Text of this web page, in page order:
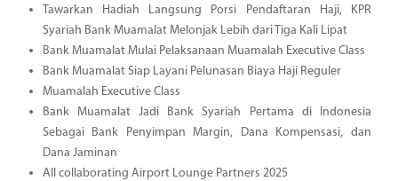
Tawarkan Hadiah Langsung Porsi Pendaftaran Haji, KPR
Syariah Bank Muamalat Melonjak Lebih dari Tiga Kali Lipat
Bank Muamalat Mulai Pelaksanaan Muamalah Executive Class
Bank Muamalat Siap Layani Pelunasan Biaya Haji Reguler
Muamalah Executive Class
Bank Muamalat Jadi Bank Syariah Pertama di Indonesia
Sebagai Bank Penyimpan Margin, Dana Kompensasi, dan
Dana Jaminan
All collaborating Airport Lounge Partners 2025